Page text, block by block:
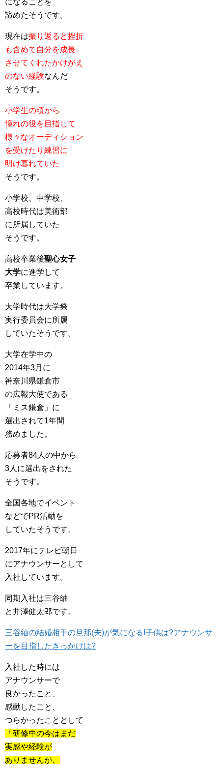
になることを
諦めたそうです。
現在は振り返ると挫折
も含めて自分を成長
させてくれたかけがえ
のない経験なんだ
そうです。
小学生の頃から
憧れの役を目指して
様々なオーディション
を受けたり練習に
明け暮れていた
そうです。
小学校、中学校、
高校時代は美術部
に所属していた
そうです。
高校卒業後聖心女子
大学に進学して
卒業しています。
大学時代は大学祭
実行委員会に所属
していたそうです。
大学在学中の
2014年3月に
神奈川県鎌倉市
の広報大使である
「ミス鎌倉」に
選出されて1年間
務めました。
応募者84人の中から
3人に選出をされた
そうです。
全国各地でイベント
などでPR活動を
していたそうです。
2017年にテレビ朝日
にアナウンサーとして
入社しています。
同期入社は三谷紬
と井澤健太郎です。
三谷紬の結婚相手の旦那(夫)が気になる!子供は?アナウンサ
ーを目指したきっかけは?
入社した時には
アナウンサーで
良かったこと、
感動したこと、
つらかったこととして
「研修中の今はまだ
実感や経験が
ありませんが、